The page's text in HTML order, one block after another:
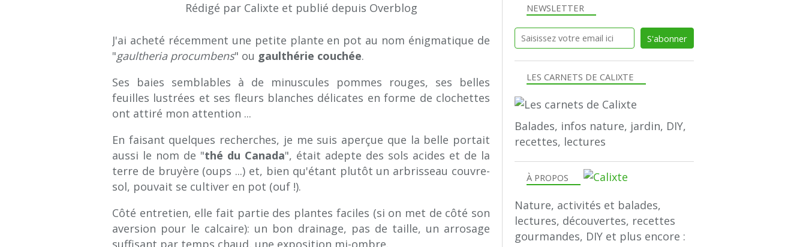
Rédigé par Calixte et publié depuis Overblog
J'ai acheté récemment une petite plante en pot au nom énigmatique de
"gaultheria procumbens" ou gaulthérie couchée.
Ses baies semblables à de minuscules pommes rouges, ses belles
feuilles lustrées et ses fleurs blanches délicates en forme de clochettes
ont attiré mon attention ...
En faisant quelques recherches, je me suis aperçue que la belle portait
aussi le nom de "thé du Canada", était adepte des sols acides et de la
terre de bruyère (oups ...) et, bien qu'étant plutôt un arbrisseau couvre-
sol, pouvait se cultiver en pot (ouf !).
Côté entretien, elle fait partie des plantes faciles (si on met de côté son
aversion pour le calcaire): un bon drainage, pas de taille, un arrosage
suffisant par temps chaud, une exposition mi-ombre.
NEWSLETTER
LES CARNETS DE CALIXTE
Balades, infos nature, jardin, DIY,
recettes, lectures
À PROPOS
Nature, activités et balades,
lectures, découvertes, recettes
gourmandes, DIY et plus encore :